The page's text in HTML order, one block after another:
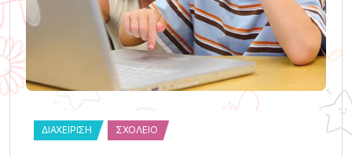
ΔΙΑΧΕΊΡΙΣΗ ΣΧΟΛΕΊΟ